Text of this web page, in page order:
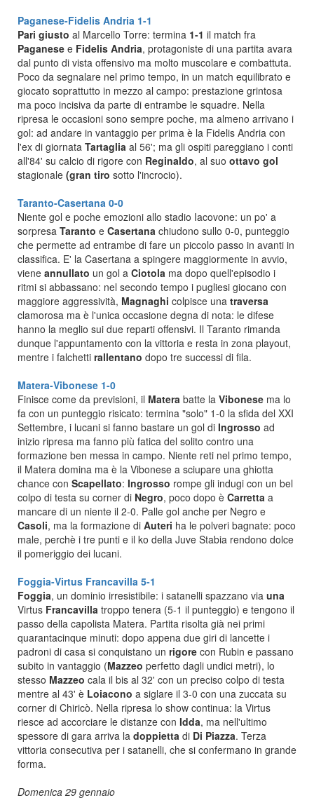
Paganese-Fidelis Andria 1-1
Pari giusto al Marcello Torre: termina 1-1 il match fra
Paganese e Fidelis Andria, protagoniste di una partita avara
dal punto di vista offensivo ma molto muscolare e combattuta.
Poco da segnalare nel primo tempo, in un match equilibrato e
giocato soprattutto in mezzo al campo: prestazione grintosa
ma poco incisiva da parte di entrambe le squadre. Nella
ripresa le occasioni sono sempre poche, ma almeno arrivano i
gol: ad andare in vantaggio per prima è la Fidelis Andria con
l'ex di giornata Tartaglia al 56'; ma gli ospiti pareggiano i conti
all'84' su calcio di rigore con Reginaldo, al suo ottavo gol
stagionale (gran tiro sotto l'incrocio).
Taranto-Casertana 0-0
Niente gol e poche emozioni allo stadio Iacovone: un po' a
sorpresa Taranto e Casertana chiudono sullo 0-0, punteggio
che permette ad entrambe di fare un piccolo passo in avanti in
classifica. E' la Casertana a spingere maggiormente in avvio,
viene annullato un gol a Ciotola ma dopo quell'episodio i
ritmi si abbassano: nel secondo tempo i pugliesi giocano con
maggiore aggressività, Magnaghi colpisce una traversa
clamorosa ma è l'unica occasione degna di nota: le difese
hanno la meglio sui due reparti offensivi. Il Taranto rimanda
dunque l'appuntamento con la vittoria e resta in zona playout,
mentre i falchetti rallentano dopo tre successi di fila.
Matera-Vibonese 1-0
Finisce come da previsioni, il Matera batte la Vibonese ma lo
fa con un punteggio risicato: termina "solo" 1-0 la sfida del XXI
Settembre, i lucani si fanno bastare un gol di Ingrosso ad
inizio ripresa ma fanno più fatica del solito contro una
formazione ben messa in campo. Niente reti nel primo tempo,
il Matera domina ma è la Vibonese a sciupare una ghiotta
chance con Scapellato: Ingrosso rompe gli indugi con un bel
colpo di testa su corner di Negro, poco dopo è Carretta a
mancare di un niente il 2-0. Palle gol anche per Negro e
Casoli, ma la formazione di Auteri ha le polveri bagnate: poco
male, perchè i tre punti e il ko della Juve Stabia rendono dolce
il pomeriggio dei lucani.
Foggia-Virtus Francavilla 5-1
Foggia, un dominio irresistibile: i satanelli spazzano via una
Virtus Francavilla troppo tenera (5-1 il punteggio) e tengono il
passo della capolista Matera. Partita risolta già nei primi
quarantacinque minuti: dopo appena due giri di lancette i
padroni di casa si conquistano un rigore con Rubin e passano
subito in vantaggio (Mazzeo perfetto dagli undici metri), lo
stesso Mazzeo cala il bis al 32' con un preciso colpo di testa
mentre al 43' è Loiacono a siglare il 3-0 con una zuccata su
corner di Chiricò. Nella ripresa lo show continua: la Virtus
riesce ad accorciare le distanze con Idda, ma nell'ultimo
spessore di gara arriva la doppietta di Di Piazza. Terza
vittoria consecutiva per i satanelli, che si confermano in grande
forma.
Domenica 29 gennaio